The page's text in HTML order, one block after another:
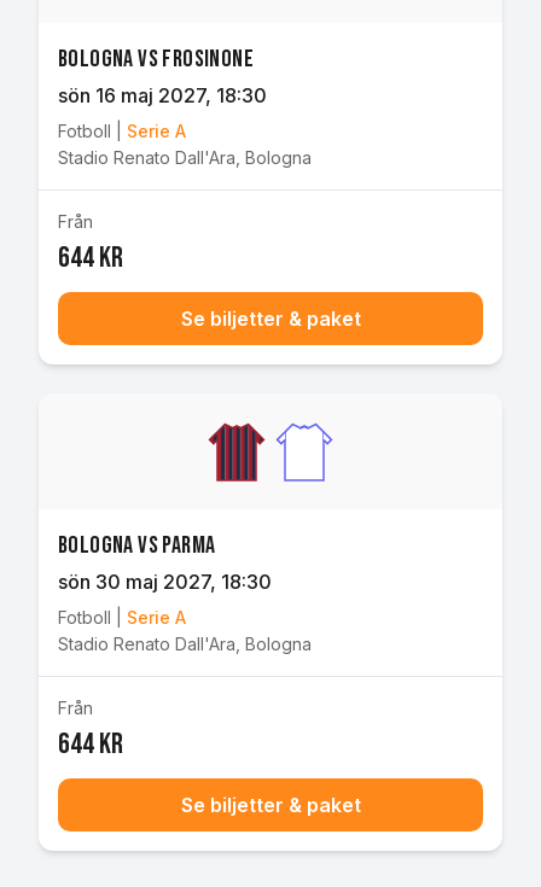
Bologna vs Frosinone
sön 16 maj 2027, 18:30
Fotboll
Serie A
Stadio Renato Dall'Ara Bologna
Från
644 kr
Se biljetter & paket
Bologna vs Parma
sön 30 maj 2027, 18:30
Fotboll
Serie A
Stadio Renato Dall'Ara Bologna
Från
644 kr
Se biljetter & paket